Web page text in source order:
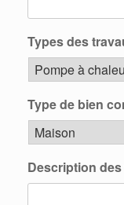
Types des
Type de bien
Description